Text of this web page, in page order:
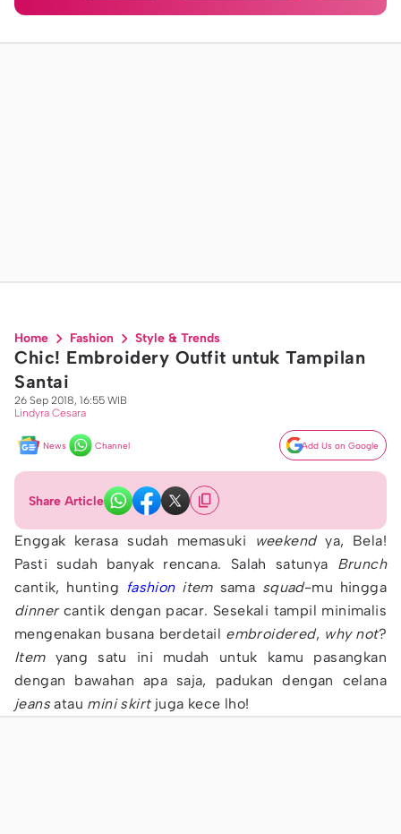
Home Fashion Style & Trends
Chic! Embroidery Outfit untuk Tampilan
Santai
26 Sep 2018, 16:55 WIB
Lindyra Cesara
News Channel Add Us on Google
Share Article
Enggak kerasa sudah memasuki weekendya, Bela!
Pasti sudah banyak rencana. Salah satunya Brunch
cantik, hunting fashion itemsama squad-mu hingga
dinnercantik dengan pacar. Sesekali tampil minimalis
mengenakan busana berdetail embroidered, why not?
Itemyang satu ini mudah untuk kamu pasangkan
dengan bawahan apa saja, padukan dengan celana
jeansatau mini skirtjuga kece lho!